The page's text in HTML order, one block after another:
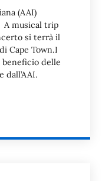
(AAI)
A musical trip
si terrà il
Cape Town.I
beneficio delle
dall’AAI.